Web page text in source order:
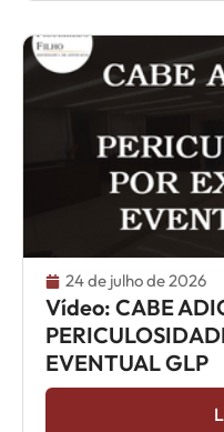
24 de julho de 2026
Vídeo: CABE
EVENTUAL GLP